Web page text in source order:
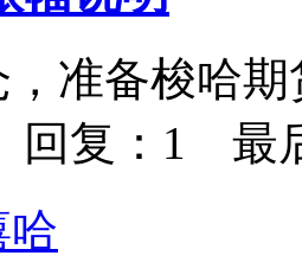
准备梭哈期
复：1 最
哈